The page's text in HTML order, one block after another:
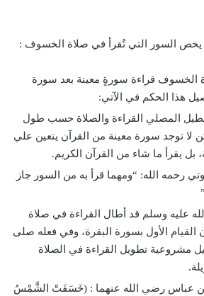
السور التي تُقرأ في صلاة الخسوف :
الخسوف قراءة سورةٍ معينة بعد سورة
هذا الحكم في الآتي:
المصلي القراءة والصلاة حسب طول
لا توجد سورة معينة من القرآن يتعين علي
بل يقرأ ما شاء من القرآن الكريم.
رحمه الله: “ومهما قرأ به من السور جاز
عليه وسلم قد أطال القراءة في صلاة
الأول بسورة البقرة، وفي فعله صلى
مشروعية تطويل القراءة في الصلاة
بن عباس رضي الله عنهما : (خَسَفَتْ الشَّمْسُ